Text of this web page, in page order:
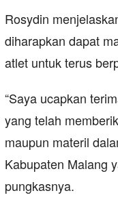
Rosydin
diharapkan dapat
atlet untuk terus
“Saya ucapkan
yang telah
maupun materil
Kabupaten Malang
pungkasnya.